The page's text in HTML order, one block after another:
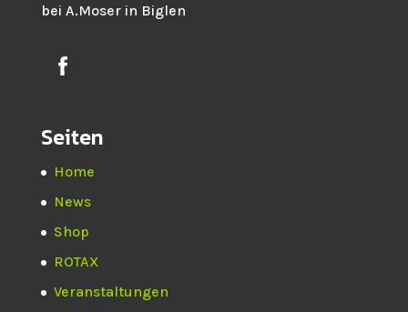
bei A.Moser in Biglen
Seiten
Home
News
Shop
ROTAX
Veranstaltungen